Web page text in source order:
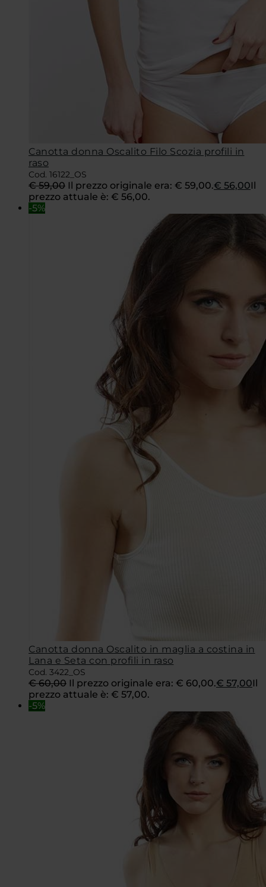
Canotta donna Oscalito Filo Scozia profili in
raso
Cod. 16122_OS
€59,00 Il prezzo originale era: € 59,00.€ 56,00Il
prezzo attuale è: € 56,00.
-5%
Canotta donna Oscalito in maglia a costina in
Lana e Seta con profili in raso
Cod. 3422_OS
€60,00 Il prezzo originale era: € 60,00.€ 57,00Il
prezzo attuale è: € 57,00.
-5%